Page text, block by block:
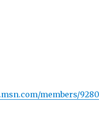
members/